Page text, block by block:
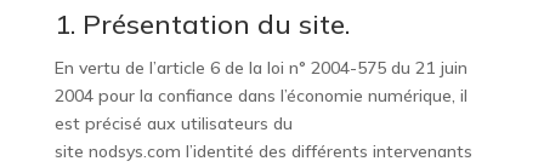
1. Présentation du site.
En vertu de l’article 6 de la loi n° 2004-575 du 21 juin
2004 pour la confiance dans l’économie numérique, il
est précisé aux utilisateurs du
site nodsys.com l’identité des différents intervenants